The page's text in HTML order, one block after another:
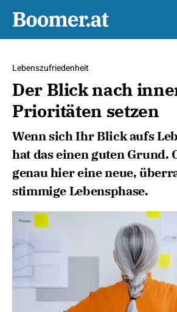
Lebenszufriedenheit
Der Blick nach
Prioritäten setzen
Wenn sich Ihr Blick aufs
hat das einen guten Grund.
genau hier eine neue,
stimmige Lebensphase.